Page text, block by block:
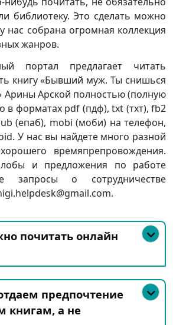
библиотеку. Это сделать можно
нас собрана огромная коллекция
жанров.
портал предлагает читать
книгу «Бывший муж. Ты снишься
Арины Арской полностью (полную
в форматах pdf (пдф), txt (тхт), fb2
(епаб), mobi (моби) на телефон,
У нас вы найдете много разной
времяпрепровождения.
и предложения по работе
запросы о сотрудничестве
почитать онлайн
предпочтение
книгам, а не